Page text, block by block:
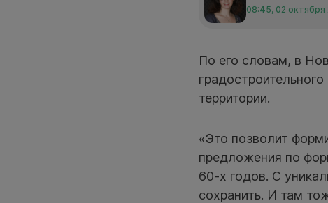
08:45, 02 октября
По его словам, в
территории.
«Это позволит
предложения по
60-х годов. С
сохранить. И там